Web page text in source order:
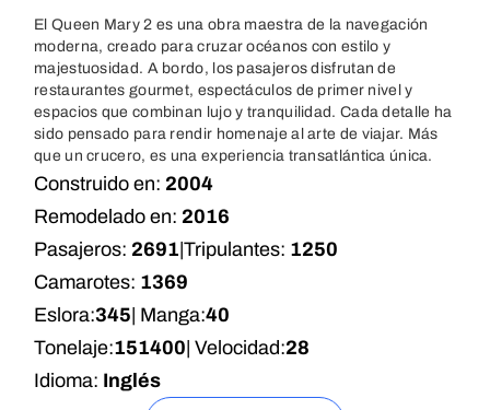
El Queen Mary 2 es una obra maestra de la navegación
moderna, creado para cruzar océanos con estilo y
majestuosidad. A bordo, los pasajeros disfrutan de
restaurantes gourmet, espectáculos de primer nivel y
espacios que combinan lujo y tranquilidad. Cada detalle ha
sido pensado para rendir homenaje al arte de viajar. Más
que un crucero, es una experiencia transatlántica única.
Construido en: 2004
Remodelado en: 2016
Pasajeros: 2691 Tripulantes: 1250
Camarotes: 1369
Eslora:345 | Manga:40
Tonelaje:151400 | Velocidad:28
Idioma: Inglés